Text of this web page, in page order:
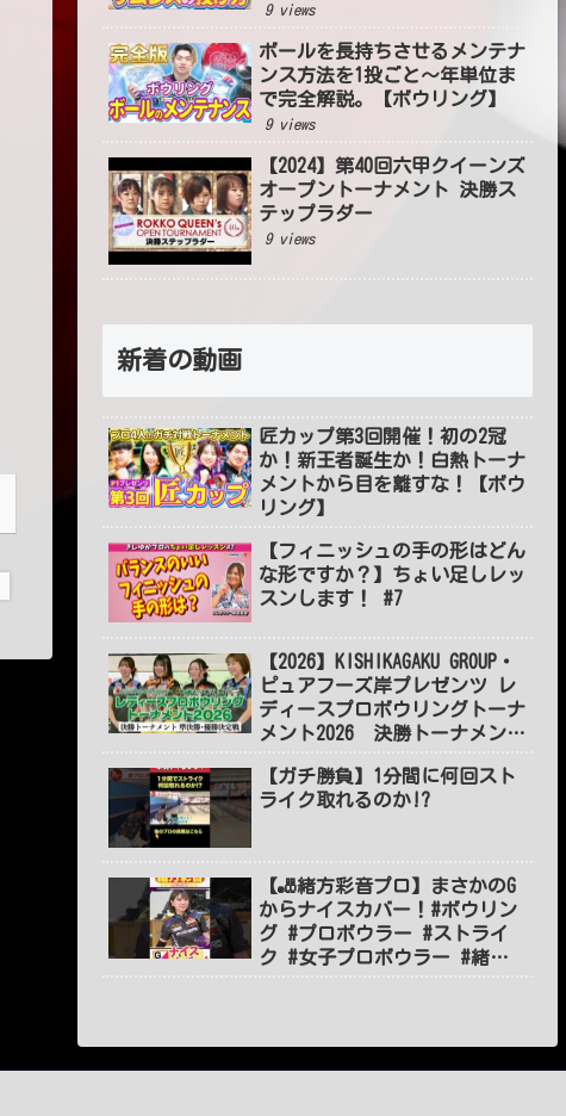
9 views
ボールを長持ちさせるメンテナ
ンス方法を1投ごと〜年単位ま
で完全解説。【ボウリング】
9 views
【2024】第40回六甲クイーンズ
オープントーナメント 決勝ス
テップラダー
9 views
新着の動画
匠カップ第3回開催！初の2冠
か！新王者誕生か！白熱トーナ
メントから目を離すな！【ボウ
リング】
【フィニッシュの手の形はどん
な形ですか？】ちょい足しレッ
スンします！ #7
【2026】KISHIKAGAKU GROUP・
ピュアフーズ岸プレゼンツ レ
ディースプロボウリングトーナ
メント2026 決勝トーナメント
【ガチ勝負】1分間に何回スト
ライク取れるのか!?
【🎳緒方彩音プロ】まさかのG
からナイスカバー！#ボウリン
グ #プロボウラー #ストライ
ク #女子プロボウラー #緒方